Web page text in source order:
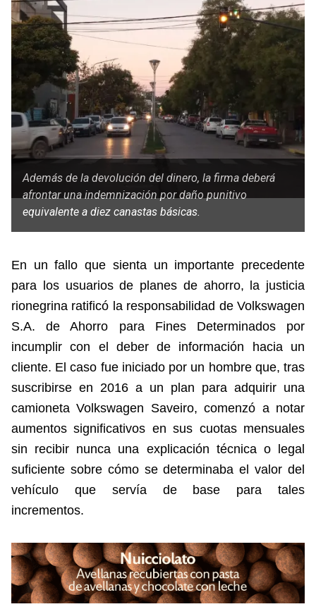
Además de la devolución del dinero, la firma deberá
afrontar una indemnización por daño punitivo
equivalente a diez canastas básicas.
En un fallo que sienta un importante precedente
para los usuarios de planes de ahorro, la justicia
rionegrina ratificó la responsabilidad de Volkswagen
S.A. de Ahorro para Fines Determinados por
incumplir con el deber de información hacia un
cliente. El caso fue iniciado por un hombre que, tras
suscribirse en 2016 a un plan para adquirir una
camioneta Volkswagen Saveiro, comenzó a notar
aumentos significativos en sus cuotas mensuales
sin recibir nunca una explicación técnica o legal
suficiente sobre cómo se determinaba el valor del
vehículo que servía de base para tales
incrementos.